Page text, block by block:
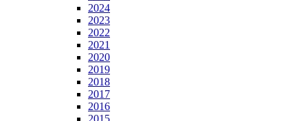
2024
2023
2022
2021
2020
2019
2018
2017
2016
2015